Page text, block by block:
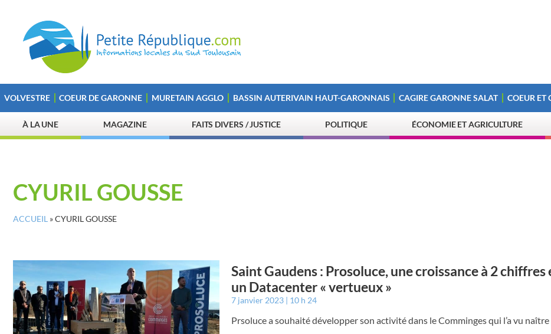
VOLVESTRE COEUR DE GARONNE MURETAIN AGGLO BASSIN AUTERIVAIN HAUT-GARONNAIS CAGIRE GARONNE SALAT COEUR ET
À LA UNE MAGAZINE FAITS DIVERS / JUSTICE POLITIQUE ÉCONOMIE ET AGRICULTURE
CYURIL GOUSSE
ACCUEIL »CYURIL GOUSSE
Saint Gaudens : Prosoluce, une croissance à 2 chiffres
un Datacenter « vertueux »
7 janvier 2023 10 h 24
Prsoluce a souhaité développer son activité dans le Comminges qui l’a vu naître